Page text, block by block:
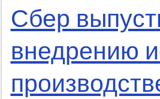
Сбер
внедрению